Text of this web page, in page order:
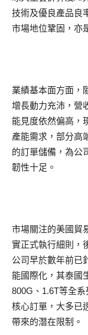
技術及優良產品良
市場地位鞏固，亦
業績基本面方面，
增長動力充沛，營
能見度依然偏高，
產能需求，部分高
的訂單儲備，為公
韌性十足。
市場關注的美國貿
實正式執行細則，
公司早於數年前已
能國際化，其泰國
800G、1.6T等全
核心訂單，大多已
帶來的潛在限制。